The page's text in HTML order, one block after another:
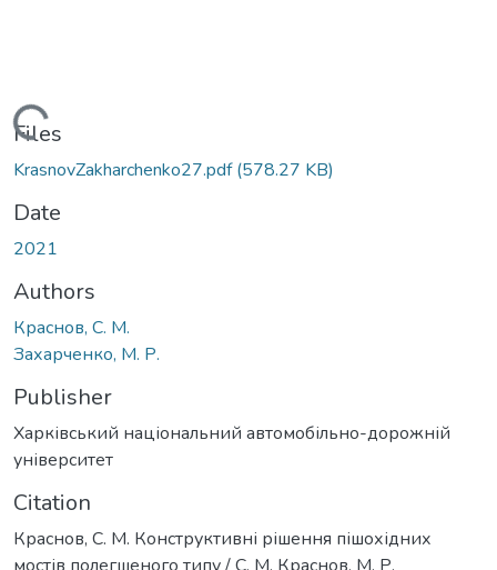
Loading...
Files
KrasnovZakharchenko27.pdf(578.27 KB)
Date
2021
Authors
Краснов, С. М.
Захарченко, М. Р.
Publisher
Харківський національний автомобільно-дорожній
університет
Citation
Краснов, С. М. Конструктивні рішення пішохідних